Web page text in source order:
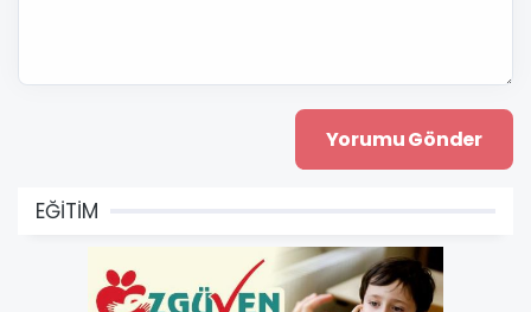
EĞİTİM